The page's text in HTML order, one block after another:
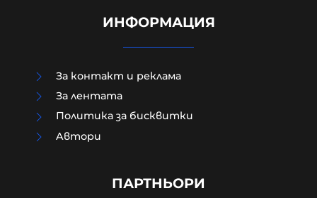
Д-р Веселин Герев: Отглеждат се
периодът между 12 и 16 г.
ИНФОРМАЦИЯ
За контакт и реклама
За лентата
Политика за бисквитки
Aвтори
ПАРТНЬОРИ